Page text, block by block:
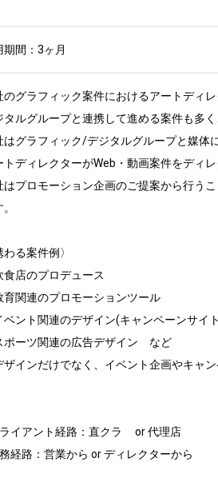
期間：3ヶ月
のグラフィック案件におけるアートディ
タルグループと連携して進める案件も多
はグラフィック/デジタルグループと媒体
トディレクターがWeb・動画案件をディ
はプロモーション企画のご提案から行う
わる案件例〉
食店のプロデュース
育関連のプロモーションツール
ベント関連のデザイン(キャンペーンサイ
ポーツ関連の広告デザイン　など
インだけでなく、イベント企画やキャ
イアント経路：直クラ	or 代理店
経路：営業から or ディレクターから